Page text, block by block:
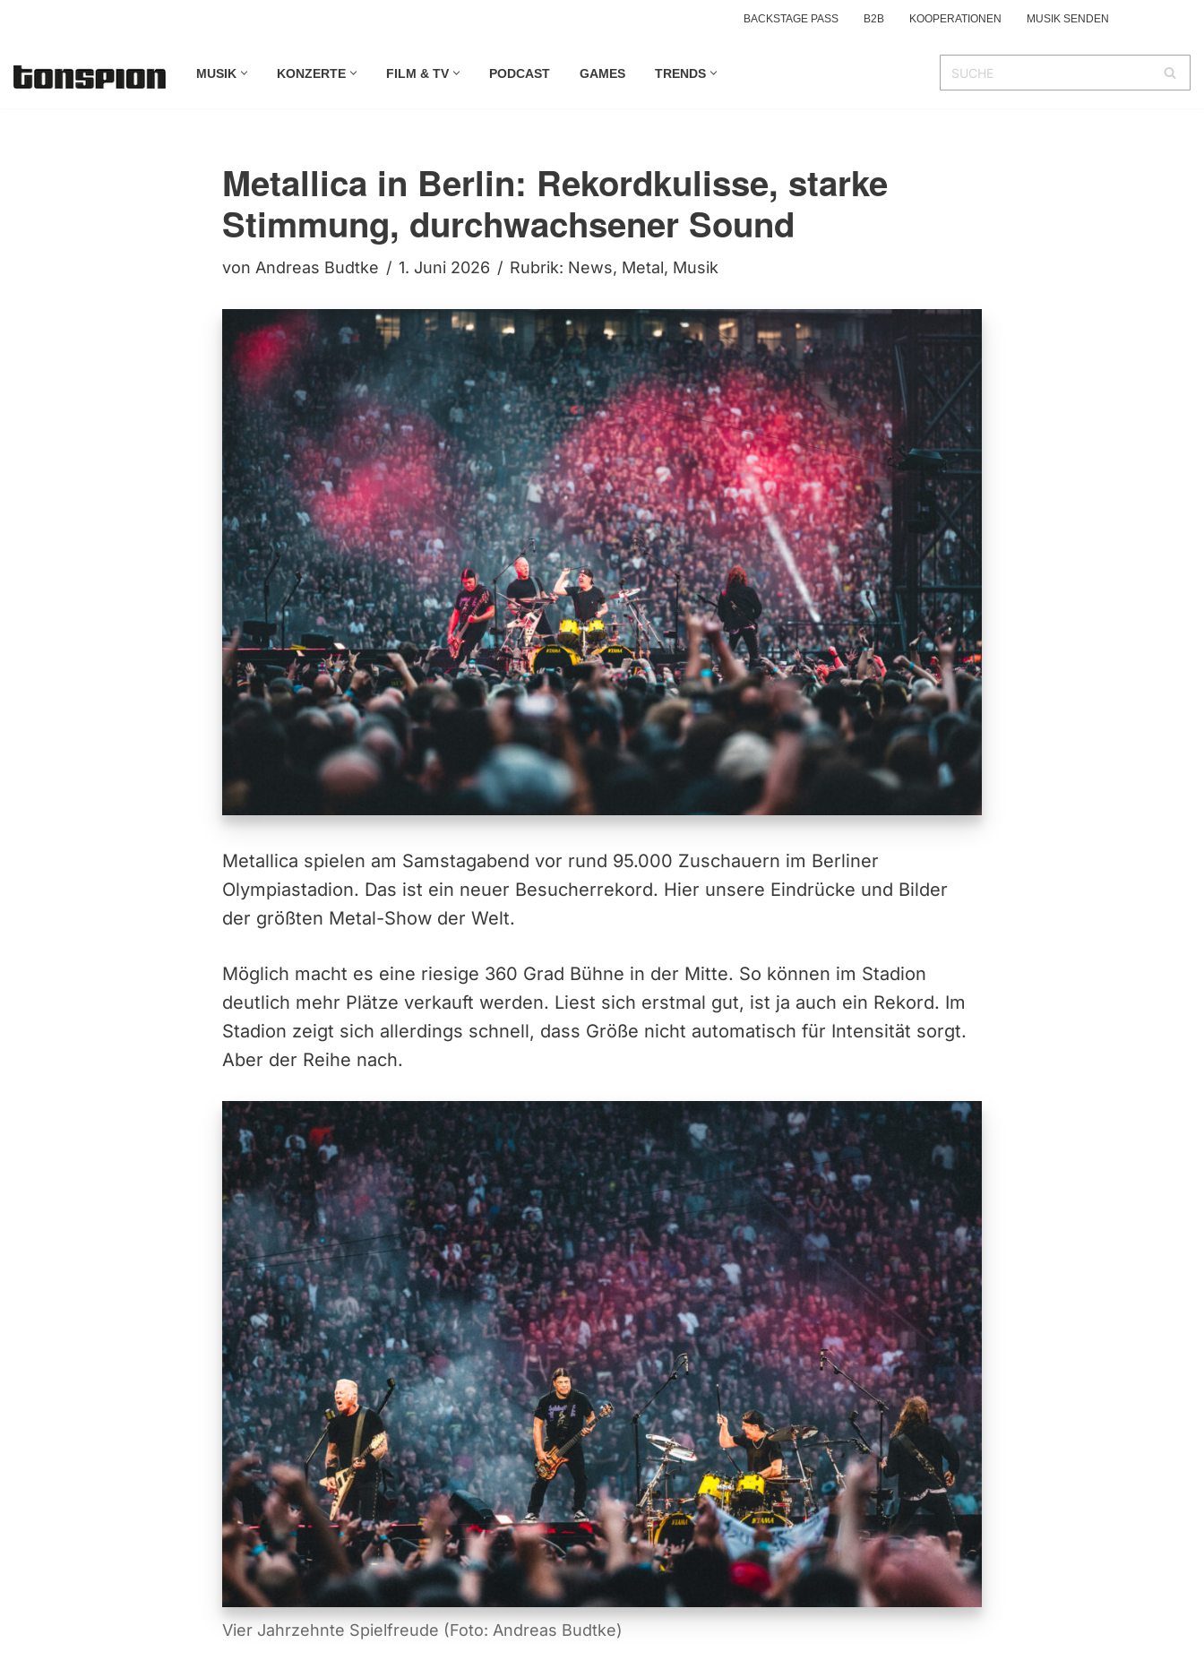
Inhalt
BACKSTAGE PASS B2B KOOPERATIONEN MUSIK SENDEN
MUSIK KONZERTE FILM & TV PODCAST GAMES TRENDS
Metallica in Berlin: Rekordkulisse, starke
Stimmung, durchwachsener Sound
von Andreas Budtke 1. Juni 2026 Rubrik: News, Metal, Musik
Metallica spielen am Samstagabend vor rund 95.000 Zuschauern im Berliner
Olympiastadion. Das ist ein neuer Besucherrekord. Hier unsere Eindrücke und Bilder
der größten Metal-Show der Welt.
Möglich macht es eine riesige 360 Grad Bühne in der Mitte. So können im Stadion
deutlich mehr Plätze verkauft werden. Liest sich erstmal gut, ist ja auch ein Rekord. Im
Stadion zeigt sich allerdings schnell, dass Größe nicht automatisch für Intensität sorgt.
Aber der Reihe nach.
Vier Jahrzehnte Spielfreude (Foto: Andreas Budtke)